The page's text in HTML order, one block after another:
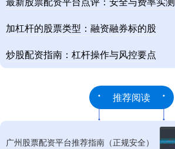
加杠杆的股票类型：融资融券标的股
炒股配资指南：杠杆操作与风控要点
推荐阅读
广州股票配资平台推荐指南（正规安全）